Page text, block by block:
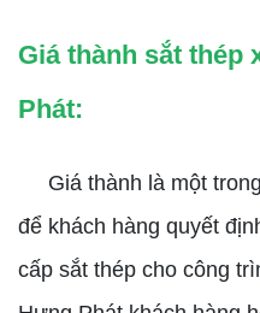
Giá thành sắt thép
Phát:
Giá thành là một
để khách hàng quyết
cấp sắt thép cho công